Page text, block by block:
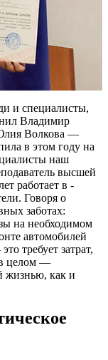
и специалисты,
Владимир
Волкова —
в этом году на
наш
высшей
работает в
Говоря о
заботах:
на необходимом
автомобилей
требует затрат,
целом —
жизнью, как и